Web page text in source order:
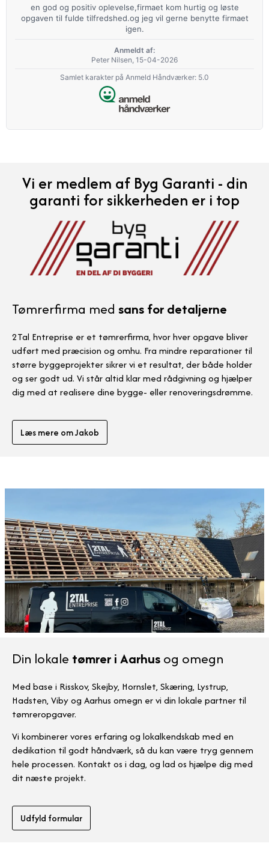
en god og positiv oplevelse,firmaet kom hurtig og løste
opgaven til fulde tilfredshed.og jeg vil gerne benytte firmaet
igen.
Anmeldt af:
Peter Nilsen, 15-04-2026
Samlet karakter på Anmeld Håndværker: 5.0
Tømrerfirma med sans for detaljerne
2Tal Entreprise er et tømrerfirma, hvor hver opgave bliver
udført med præcision og omhu. Fra mindre reparationer til
større byggeprojekter sikrer vi et resultat, der både holder
og ser godt ud. Vi står altid klar med rådgivning og hjælper
dig med at realisere dine bygge- eller renoveringsdrømme.
Læs mere om Jakob
Vi er medlem af Byg Garanti - din
garanti for sikkerheden er i top
Din lokale tømrer i Aarhusog omegn
Med base i Risskov, Skejby, Hornslet, Skæring, Lystrup,
Hadsten, Viby og Aarhus omegn er vi din lokale partner til
tømreropgaver.
Vi kombinerer vores erfaring og lokalkendskab med en
dedikation til godt håndværk, så du kan være tryg gennem
hele processen. Kontakt os i dag, og lad os hjælpe dig med
dit næste projekt.
Udfyld formular